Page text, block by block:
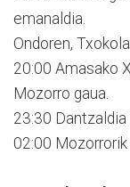
emanaldia.
Ondoren,
20:00 Amasako
Mozorro gaua.
23:30
02:00 Mozorrorik